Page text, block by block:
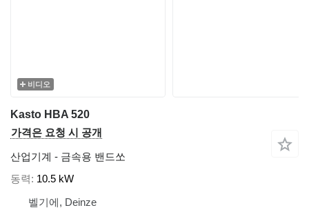
비디오
Kasto HBA 520
가격은 요청 시 공개
산업기계 - 금속용 밴드쏘
동력
10.5 kW
벨기에, Deinze